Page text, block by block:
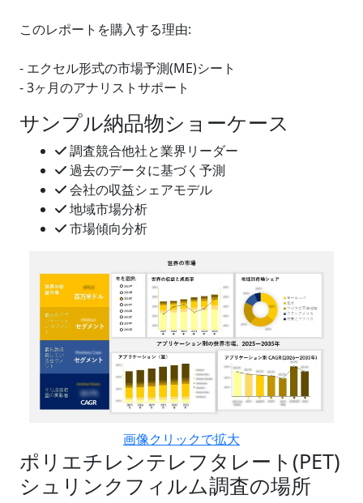
このレポートを購入する理由:
- エクセル形式の市場予測(ME)シート
- 3ヶ月のアナリストサポート
サンプル納品物ショーケース
調査競合他社と業界リーダー
過去のデータに基づく予測
会社の収益シェアモデル
地域市場分析
市場傾向分析
画像クリックで拡大
ポリエチレンテレフタレート(PET)
シュリンクフィルム調査の場所